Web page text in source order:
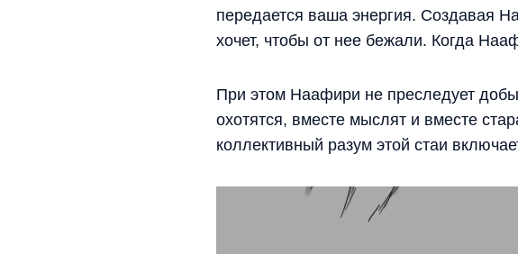
передается ваша энергия. Создавая
хочет, чтобы от нее бежали. Когда
При этом Наафири не преследует
охотятся, вместе мыслят и вместе
коллективный разум этой стаи